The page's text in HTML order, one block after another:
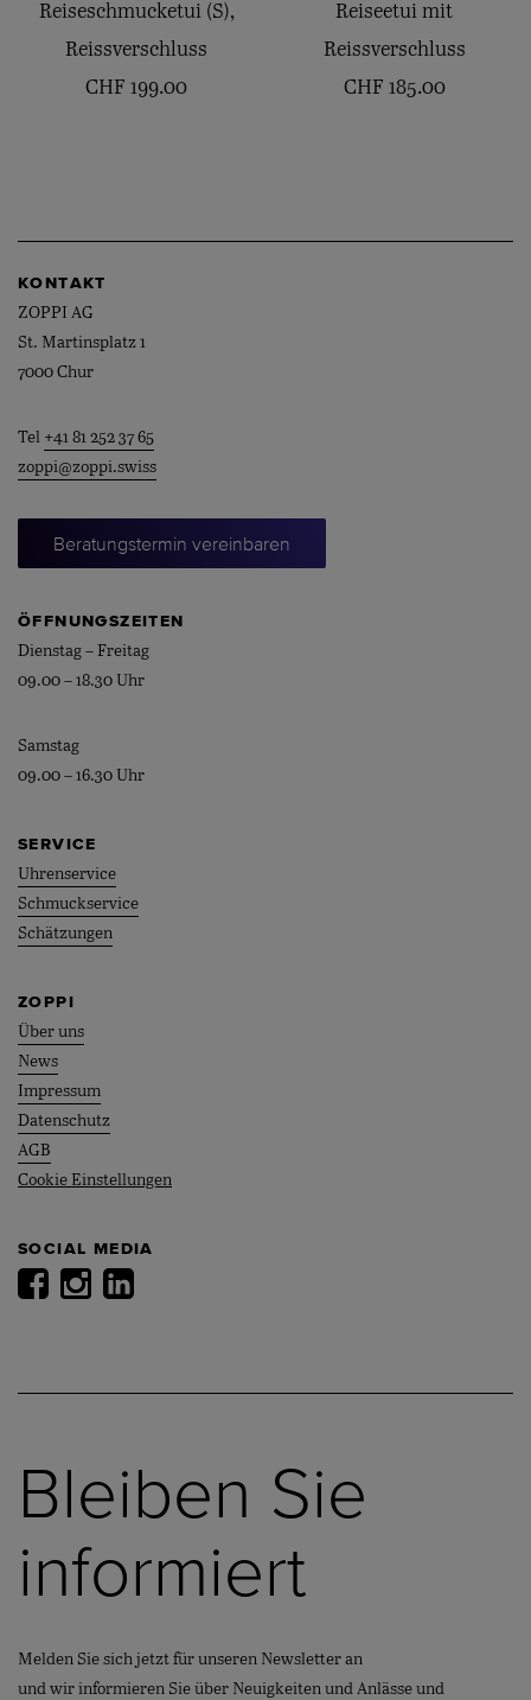
Reiseschmucketui (S),
Reissverschluss
CHF 199.00
Reiseetui mit
Reissverschluss
CHF 185.00
KONTAKT
ZOPPI AG
St. Martinsplatz 1
7000 Chur
Tel +41 81 252 37 65
zoppi@zoppi.swiss
Beratungstermin vereinbaren
ÖFFNUNGSZEITEN
Dienstag – Freitag
09.00 – 18.30 Uhr
Samstag
09.00 – 16.30 Uhr
SERVICE
Uhrenservice
Schmuckservice
Schätzungen
ZOPPI
Über uns
News
Impressum
Datenschutz
AGB
Cookie Einstellungen
SOCIAL MEDIA
Bleiben Sie
informiert
Melden Sie sich jetzt für unseren Newsletter an
und wir informieren Sie über Neuigkeiten und Anlässe und